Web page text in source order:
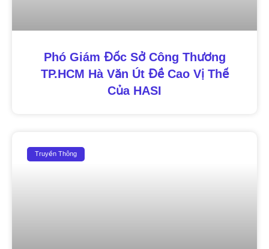
Phó Giám Đốc Sở Công Thương
TP.HCM Hà Văn Út Đề Cao Vị Thế
Của HASI
Truyền Thông